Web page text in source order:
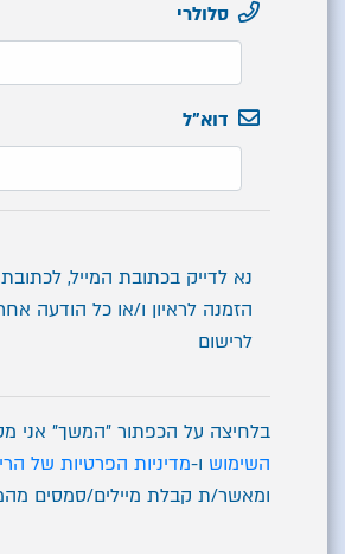
סלולרי
דוא"ל
נא לדייק בכתובת המייל,
הזמנה לראיון ו/או כל הודעה
לרישום
בלחיצה על הכפתור "המשך" אני
השימוש ו-מדיניות הפרטיות של
ומאשר/ת קבלת מיילים/סמסים